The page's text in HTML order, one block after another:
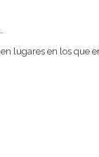
lugares en los